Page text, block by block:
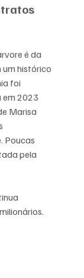
é da
um histórico
foi
em 2023
Marisa
Poucas
pela